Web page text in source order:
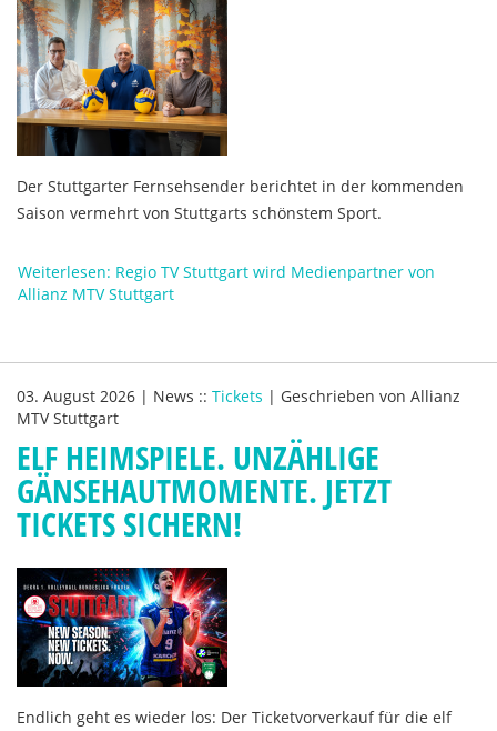
Der Stuttgarter Fernsehsender berichtet in der kommenden
Saison vermehrt von Stuttgarts schönstem Sport.
Weiterlesen: Regio TV Stuttgart wird Medienpartner von
Allianz MTV Stuttgart
03. August 2026 | News :: Tickets | Geschrieben von Allianz
MTV Stuttgart
ELF HEIMSPIELE. UNZÄHLIGE
GÄNSEHAUTMOMENTE. JETZT
TICKETS SICHERN!
Endlich geht es wieder los: Der Ticketvorverkauf für die elf